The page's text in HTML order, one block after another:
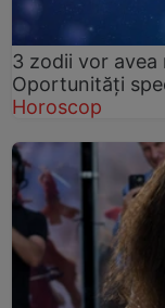
3 zodii vor avea
Oportunități
Horoscop